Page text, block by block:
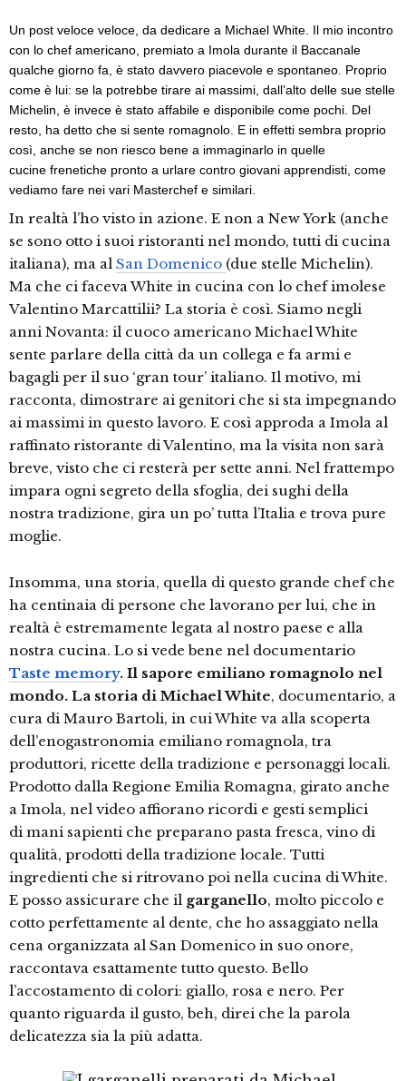
Un post veloce veloce, da dedicare a Michael White. Il mio incontro
con lo chef americano, premiato a Imola durante il Baccanale
qualche giorno fa, è stato davvero piacevole e spontaneo. Proprio
come è lui: se la potrebbe tirare ai massimi, dall’alto delle sue stelle
Michelin, è invece è stato affabile e disponibile come pochi. Del
resto, ha detto che si sente romagnolo. E in effetti sembra proprio
così, anche se non riesco bene a immaginarlo in quelle
cucine frenetiche pronto a urlare contro giovani apprendisti, come
vediamo fare nei vari Masterchef e similari.
In realtà l’ho visto in azione. E non a New York (anche
se sono otto i suoi ristoranti nel mondo, tutti di cucina
italiana), ma al San Domenico (due stelle Michelin).
Ma che ci faceva White in cucina con lo chef imolese
Valentino Marcattilii? La storia è così. Siamo negli
anni Novanta: il cuoco americano Michael White
sente parlare della città da un collega e fa armi e
bagagli per il suo ‘gran tour’ italiano. Il motivo, mi
racconta, dimostrare ai genitori che si sta impegnando
ai massimi in questo lavoro. E così approda a Imola al
raffinato ristorante di Valentino, ma la visita non sarà
breve, visto che ci resterà per sette anni. Nel frattempo
impara ogni segreto della sfoglia, dei sughi della
nostra tradizione, gira un po’ tutta l’Italia e trova pure
moglie.
Insomma, una storia, quella di questo grande chef che
ha centinaia di persone che lavorano per lui, che in
realtà è estremamente legata al nostro paese e alla
nostra cucina. Lo si vede bene nel documentario
Taste memory. Il sapore emiliano romagnolo nel
mondo. La storia di Michael White, documentario, a
cura di Mauro Bartoli, in cui White va alla scoperta
dell’enogastronomia emiliano romagnola, tra
produttori, ricette della tradizione e personaggi locali.
Prodotto dalla Regione Emilia Romagna, girato anche
a Imola, nel video affiorano ricordi e gesti semplici
di mani sapienti che preparano pasta fresca, vino di
qualità, prodotti della tradizione locale. Tutti
ingredienti che si ritrovano poi nella cucina di White.
E posso assicurare che il garganello, molto piccolo e
cotto perfettamente al dente, che ho assaggiato nella
cena organizzata al San Domenico in suo onore,
raccontava esattamente tutto questo. Bello
l’accostamento di colori: giallo, rosa e nero. Per
quanto riguarda il gusto, beh, direi che la parola
delicatezza sia la più adatta.